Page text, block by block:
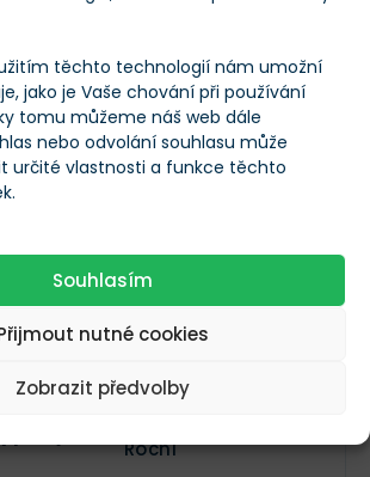
těchto technologií nám umožní
jako je Vaše chování při používání
tomu můžeme náš web dále
nebo odvolání souhlasu může
určité vlastnosti a funkce těchto
Souhlasím
nutné cookies
Zobrazit předvolby
Stavební produkty
845
Roční